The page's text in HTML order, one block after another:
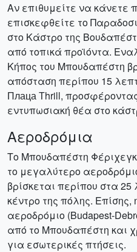
Αν επιθυμείτε να κάνετε
επισκεφθείτε το
στο Κάστρο της
από τοπικά προϊόντα.
Κήπος του Μπουδαπέστη
απόσταση περίπου 15
Плаца Тhrill,
εντυπωσιακή θέα στο
Αεροδρόμια
Το Μπουδαπέστη
το μεγαλύτερο
βρίσκεται περίπου στα
κέντρο της πόλης.
αεροδρόμιο (Budapest-
από το Μπουδαπέστη και
για εσωτερικές πτήσεις.